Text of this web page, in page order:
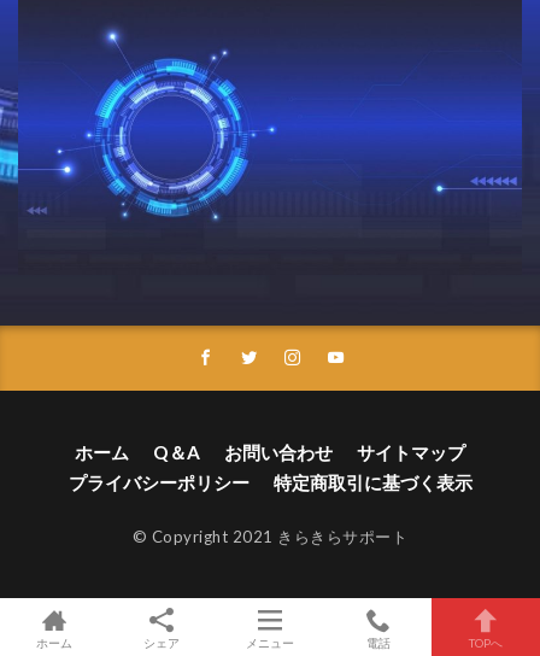
ホーム Q＆A お問い合わせ
サイトマップ
プライバシーポリシー
特定商取引に基づく表示
© Copyright 2021 きらきらサポート
ホーム シェア メニュー 電話 TOPへ